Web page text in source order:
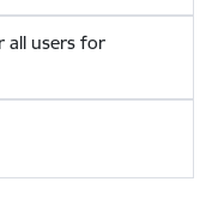
all users for